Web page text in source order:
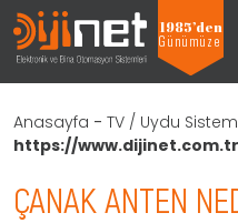
1985’den
Günümüze
Anasayfa - TV / Uydu
https://
ÇANAK ANTEN